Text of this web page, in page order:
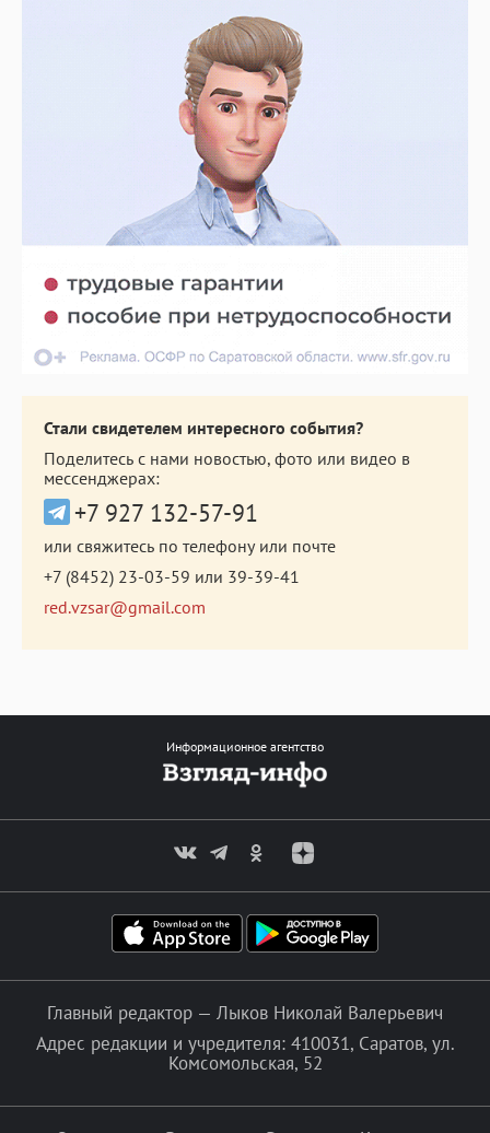
Стали свидетелем интересного события?
Поделитесь с нами новостью, фото или видео в
мессенджерах:
+7 927 132-57-91
или свяжитесь по телефону или почте
+7 (8452) 23-03-59 или 39-39-41
red.vzsar@gmail.com
Информационное агентство
Главный редактор — Лыков Николай Валерьевич
Адрес редакции и учредителя: 410031, Саратов, ул.
Комсомольская, 52